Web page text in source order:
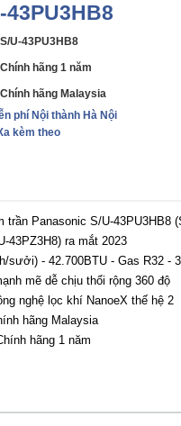
43PU3HB8
S/U-43PU3HB8
Chính hãng 1 năm
Chính hãng Malaysia
phí Nội thành Hà Nội
kèm theo
trần Panasonic S/U-43PU3HB8
43PZ3H8) ra mắt 2023
sưởi) - 42.700BTU - Gas R32 -
mẽ dễ chịu thổi rộng 360 độ
nghệ lọc khí NanoeX thế hệ 2
hãng Malaysia
hãng 1 năm